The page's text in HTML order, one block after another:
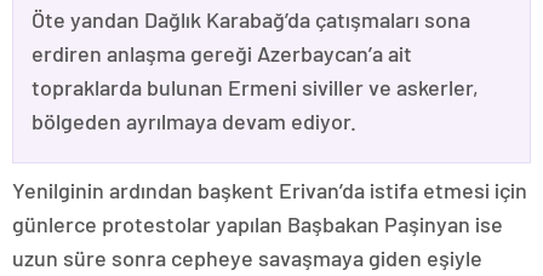
Öte yandan Dağlık Karabağ’da çatışmaları sona
erdiren anlaşma gereği Azerbaycan’a ait
topraklarda bulunan Ermeni siviller ve askerler,
bölgeden ayrılmaya devam ediyor.
Yenilginin ardından başkent Erivan’da istifa etmesi için
günlerce protestolar yapılan Başbakan Paşinyan ise
uzun süre sonra cepheye savaşmaya giden eşiyle